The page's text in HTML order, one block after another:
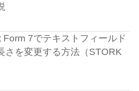
Form 7でテキストフィールド
さを変更する方法（STORK